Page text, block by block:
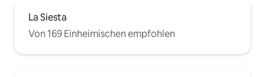
La Siesta
Von 169 Einheimischen empfohlen